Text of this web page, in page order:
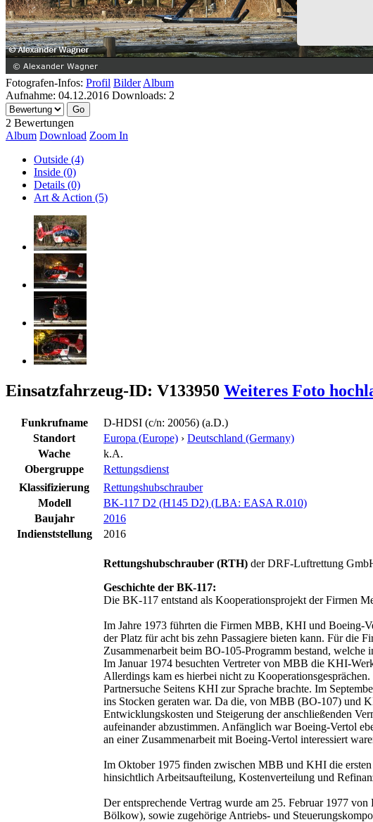
Fotografen-Infos: Profil Bilder Album
Aufnahme: 04.12.2016 Downloads: 2
2 Bewertungen
Album Download Zoom In
Outside (4)
Inside (0)
Details (0)
Art & Action (5)
Einsatzfahrzeug-ID: V133950 Weiteres Foto
Funkrufname D-HDSI (c/n: 20056) (a.D.)
Standort
Europa (Europe) › Deutschland (Germany)
Wache
k.A.
Obergruppe
Rettungsdienst
Klassifizierung
Rettungshubschrauber
Modell
BK-117 D2 (H145 D2) (LBA: EASA R.010)
Baujahr
2016
Indienststellung
2016
Rettungshubschrauber (RTH) der DRF-Luftrettung
Geschichte der BK-117:
Die BK-117 entstand als Kooperationsprojekt der Firmen
Im Jahre 1973 führten die Firmen MBB, KHI und Boeing-
der Platz für acht bis zehn Passagiere bieten kann. Für die
Zusammenarbeit beim BO-105-Programm bestand,
Im Januar 1974 besuchten Vertreter von MBB die KHI-
Allerdings kam es hierbei nicht zu
Partnersuche Seitens KHI zur Sprache brachte. Im
ins Stocken geraten war. Da die, von MBB (BO-107) und
Entwicklungskosten und Steigerung der anschließenden
aufeinander abzustimmen. Anfänglich war Boeing-Vertol
an einer Zusammenarbeit mit Boeing-Vertol interessiert
Im Oktober 1975 finden zwischen MBB und KHI die ersten
hinsichtlich Arbeitsaufteilung, Kostenverteilung und
Der entsprechende Vertrag wurde am 25. Februar 1977
Bölkow), sowie zugehörige Antriebs- und